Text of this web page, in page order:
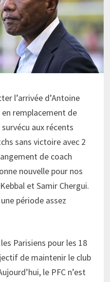
l’arrivée d’Antoine
remplacement de
aux récents
sans victoire avec 2
de coach
nouvelle pour nos
et Samir Chergui.
période assez
Parisiens pour les 18
de maintenir le club
le PFC n’est